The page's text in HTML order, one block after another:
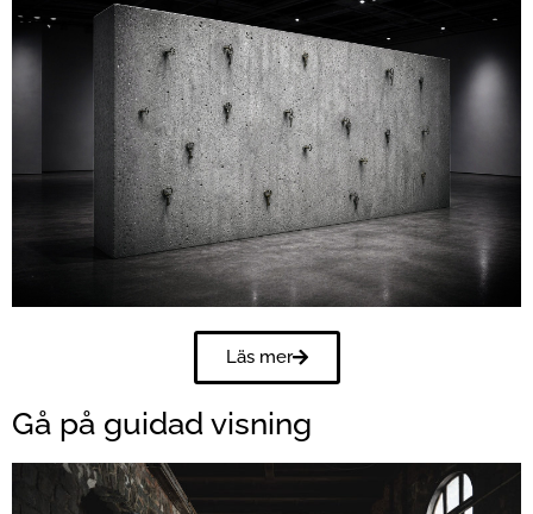
Läs mer
Gå på guidad visning